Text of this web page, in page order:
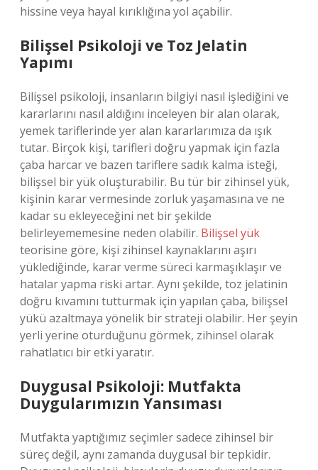
hissine veya hayal kırıklığına yol açabilir.
Bilişsel Psikoloji ve Toz Jelatin
Yapımı
Bilişsel psikoloji, insanların bilgiyi nasıl işlediğini ve
kararlarını nasıl aldığını inceleyen bir alan olarak,
yemek tariflerinde yer alan kararlarımıza da ışık
tutar. Birçok kişi, tarifleri doğru yapmak için fazla
çaba harcar ve bazen tariflere sadık kalma isteği,
bilişsel bir yük oluşturabilir. Bu tür bir zihinsel yük,
kişinin karar vermesinde zorluk yaşamasına ve ne
kadar su ekleyeceğini net bir şekilde
belirleyememesine neden olabilir. Bilişsel yük
teorisine göre, kişi zihinsel kaynaklarını aşırı
yüklediğinde, karar verme süreci karmaşıklaşır ve
hatalar yapma riski artar. Aynı şekilde, toz jelatinin
doğru kıvamını tutturmak için yapılan çaba, bilişsel
yükü azaltmaya yönelik bir strateji olabilir. Her şeyin
yerli yerine oturduğunu görmek, zihinsel olarak
rahatlatıcı bir etki yaratır.
Duygusal Psikoloji: Mutfakta
Duygularımızın Yansıması
Mutfakta yaptığımız seçimler sadece zihinsel bir
süreç değil, aynı zamanda duygusal bir tepkidir.